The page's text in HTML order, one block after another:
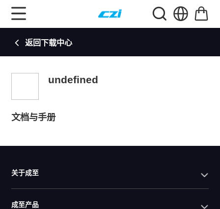
返回下载中心
undefined
文档与手册
关于成至
成至产品